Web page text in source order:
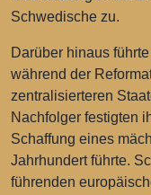
Schwedische zu.
Darüber hinaus
während der
zentralisierteren
Nachfolger festigten
Schaffung eines
Jahrhundert führte.
führenden